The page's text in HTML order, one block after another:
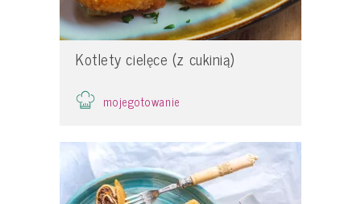
Kotlety cielęce (z cukinią)
mojegotowanie